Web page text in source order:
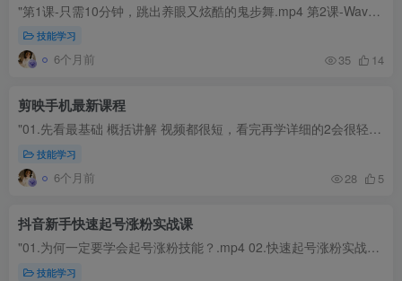
"第1课-只需10分钟，跳出养眼又炫酷的鬼步舞.mp4 第2课-Wave：带有波浪的舞姿，才能抢夺所有人的注意.mp4 第3课-Rolling：快速上手超带感的Rolling，嗨翻全场.mp4 第4课-卡节拍：一招教你...
技能学习
6个月前 35 14
剪映手机最新课程
"01.先看最基础 概括讲解 视频都很短，看完再学详细的2会很轻松 别纠结时长，学会为主（来自剪映官方小助手） 02.再看详细工具讲解 老版本剪映手机课程（工具没变，界面变了，很详细） 03....
技能学习
6个月前 28 5
抖音新手快速起号涨粉实战课
"01.为何一定要学会起号涨粉技能？.mp4 02.快速起号涨粉实战技术.mp4 03.拍摄环节10大注意事项.mp4 04.剪辑环节8大细节.mp4 05.宝妈快速起号涨粉案例.mp4 06.48岁大姐快速起号案例.mp4 07....
技能学习